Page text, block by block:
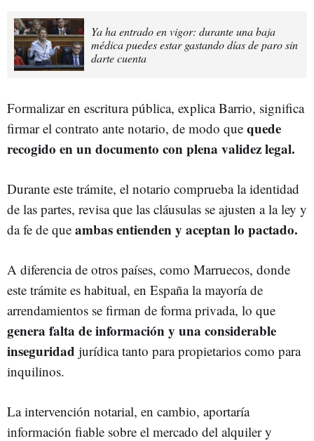
Ya ha entrado en vigor: durante una baja
médica puedes estar gastando días de paro sin
darte cuenta
Formalizar en escritura pública, explica Barrio, significa
firmar el contrato ante notario, de modo que quede
recogido en un documento con plena validez legal.
Durante este trámite, el notario comprueba la identidad
de las partes, revisa que las cláusulas se ajusten a la ley y
da fe de que ambas entienden y aceptan lo pactado.
A diferencia de otros países, como Marruecos, donde
este trámite es habitual, en España la mayoría de
arrendamientos se firman de forma privada, lo que
genera falta de información y una considerable
inseguridad jurídica tanto para propietarios como para
inquilinos.
La intervención notarial, en cambio, aportaría
información fiable sobre el mercado del alquiler y